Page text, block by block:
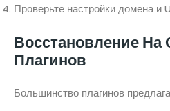
Проверьте настройки домена и
Восстановление На
Плагинов
Большинство плагинов